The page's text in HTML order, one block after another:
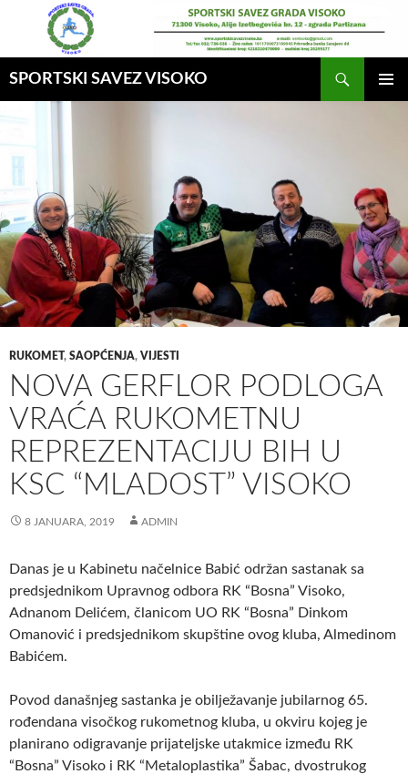
SPORTSKI SAVEZ VISOKO
RUKOMET, SAOPĆENJA, VIJESTI
NOVA GERFLOR PODLOGA
VRAĆA RUKOMETNU
REPREZENTACIJU BIH U
KSC “MLADOST” VISOKO
8 JANUARA, 2019 ADMIN
Danas je u Kabinetu načelnice Babić održan sastanak sa
predsjednikom Upravnog odbora RK “Bosna” Visoko,
Adnanom Delićem, članicom UO RK “Bosna” Dinkom
Omanović i predsjednikom skupštine ovog kluba, Almedinom
Babićem.
Povod današnjeg sastanka je obilježavanje jubilarnog 65.
rođendana visočkog rukometnog kluba, u okviru kojeg je
planirano odigravanje prijateljske utakmice između RK
“Bosna” Visoko i RK “Metaloplastika” Šabac, dvostrukog